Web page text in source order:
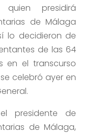
quien presidirá
de Málaga
lo decidieron de
de las 64
en el transcurso
celebró ayer en
presidente de
de Málaga,